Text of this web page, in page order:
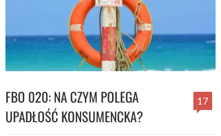
FBO 020: NA CZYM POLEGA
UPADŁOŚĆ KONSUMENCKA?
17